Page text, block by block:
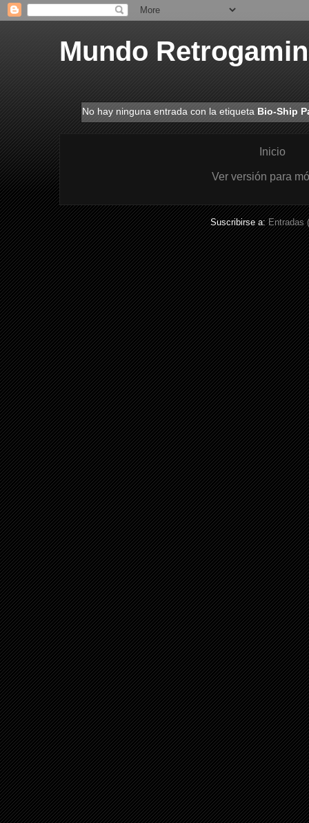
Mundo
No hay ninguna entrada con la etiqueta Bio-Ship
Inicio
Ver versión para
Suscribirse a:Entradas